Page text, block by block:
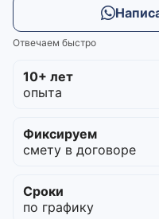
Отвечаем быстро
10+ лет
опыта
Фиксируем
смету в договоре
Сроки
по графику